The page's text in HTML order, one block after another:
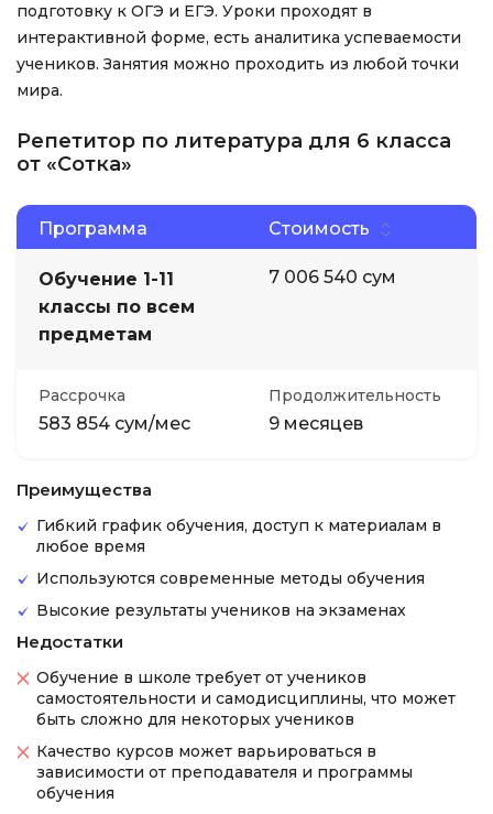
подготовку к ОГЭ и ЕГЭ. Уроки проходят в
интерактивной форме, есть аналитика успеваемости
учеников. Занятия можно проходить из любой точки
мира.
Репетитор по литература для 6 класса
от «Сотка»
Программа Стоимость
Обучение 1-11
классы по всем
предметам
7 006 540 сум
Рассрочка
583 854 сум/мес
Продолжительность
9 месяцев
Преимущества
Гибкий график обучения, доступ к материалам в
любое время
Используются современные методы обучения
Высокие результаты учеников на экзаменах
Недостатки
Обучение в школе требует от учеников
самостоятельности и самодисциплины, что может
быть сложно для некоторых учеников
Качество курсов может варьироваться в
зависимости от преподавателя и программы
обучения